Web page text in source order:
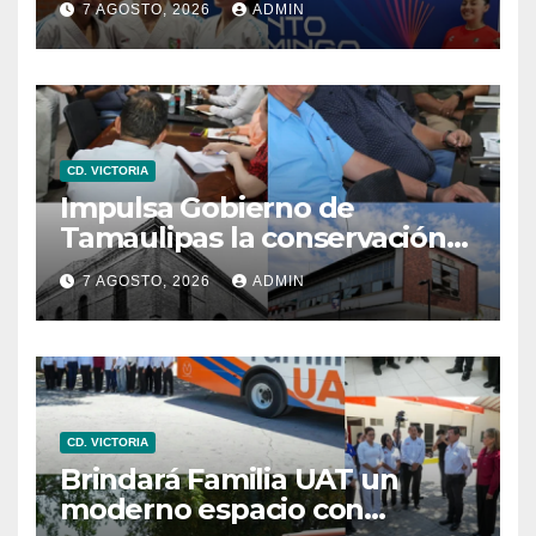
y del Caribe
7 AGOSTO, 2026 ADMIN
CD. VICTORIA
Impulsa Gobierno de
Tamaulipas la conservación
del histórico Mercado
Argüelles
7 AGOSTO, 2026 ADMIN
CD. VICTORIA
Brindará Familia UAT un
moderno espacio con